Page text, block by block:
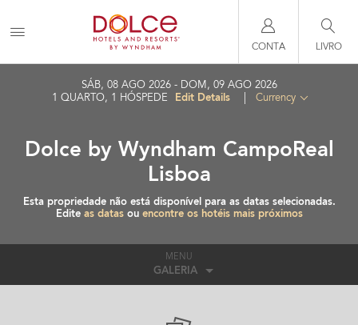
CONTA LIVRO
SÁB, 08 AGO 2026
DOM, 09 AGO 2026
1 QUARTO, 1 HÓSPEDE Edit Details Currency
Dolce by Wyndham CampoReal
Lisboa
Esta propriedade não está disponível para as datas selecionadas.
Edite as datasou encontre os hotéis mais próximos
MENU
GALERIA